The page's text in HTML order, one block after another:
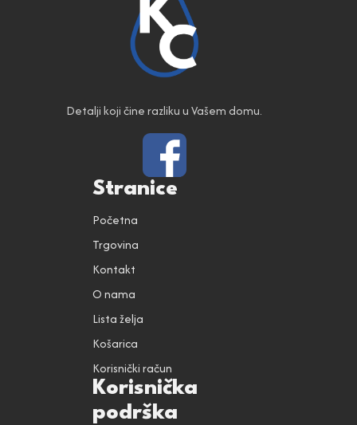
Detalji koji čine razliku u Vašem domu.
Stranice
Početna
Trgovina
Kontakt
O nama
Lista želja
Košarica
Korisnički račun
Korisnička
podrška